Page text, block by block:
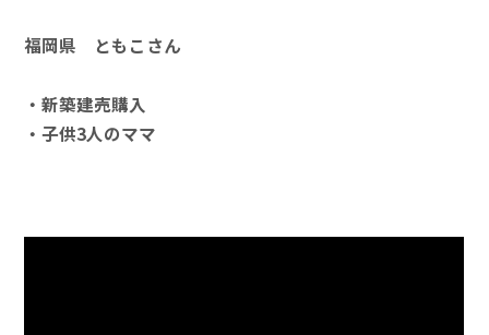
福岡県 ともこさん
・新築建売購入
・子供3人のママ